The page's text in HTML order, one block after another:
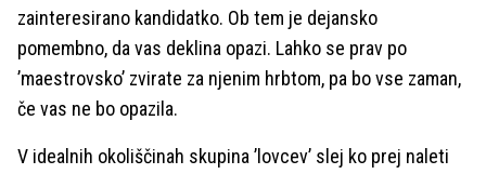
zainteresirano kandidatko. Ob tem je dejansko
pomembno, da vas deklina opazi. Lahko se prav po
’maestrovsko’ zvirate za njenim hrbtom, pa bo vse zaman,
če vas ne bo opazila.
V idealnih okoliščinah skupina ’lovcev’ slej ko prej naleti